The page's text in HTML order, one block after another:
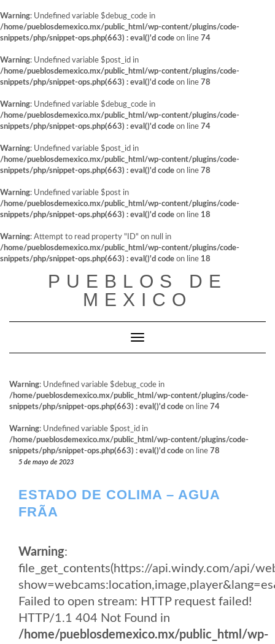
Warning: Undefined variable $debug_code in
/home/pueblosdemexico.mx/public_html/wp-content/plugins/code-
snippets/php/snippet-ops.php(663) : eval()'d code on line 74
Warning: Undefined variable $post_id in
/home/pueblosdemexico.mx/public_html/wp-content/plugins/code-
snippets/php/snippet-ops.php(663) : eval()'d code on line 78
Warning: Undefined variable $debug_code in
/home/pueblosdemexico.mx/public_html/wp-content/plugins/code-
snippets/php/snippet-ops.php(663) : eval()'d code on line 74
Warning: Undefined variable $post_id in
/home/pueblosdemexico.mx/public_html/wp-content/plugins/code-
snippets/php/snippet-ops.php(663) : eval()'d code on line 78
Warning: Undefined variable $post in
/home/pueblosdemexico.mx/public_html/wp-content/plugins/code-
snippets/php/snippet-ops.php(663) : eval()'d code on line 18
Warning: Attempt to read property "ID" on null in
/home/pueblosdemexico.mx/public_html/wp-content/plugins/code-
snippets/php/snippet-ops.php(663) : eval()'d code on line 18
PUEBLOS DE
MEXICO
Cambiar modo de navegación
Warning: Undefined variable $debug_code in
/home/pueblosdemexico.mx/public_html/wp-content/plugins/code-
snippets/php/snippet-ops.php(663) : eval()'d code on line 74
Warning: Undefined variable $post_id in
/home/pueblosdemexico.mx/public_html/wp-content/plugins/code-
snippets/php/snippet-ops.php(663) : eval()'d code on line 78
5 de mayo de 2023
ESTADO DE COLIMA – AGUA
FRÃ­A
Warning:
file_get_contents(https://api.windy.com/api/
Failed to open stream: HTTP request failed!
HTTP/1.1 404 Not Found in
/home/pueblosdemexico.mx/public_html/wp-